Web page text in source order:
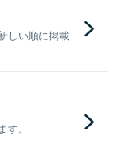
しい順に掲載
。